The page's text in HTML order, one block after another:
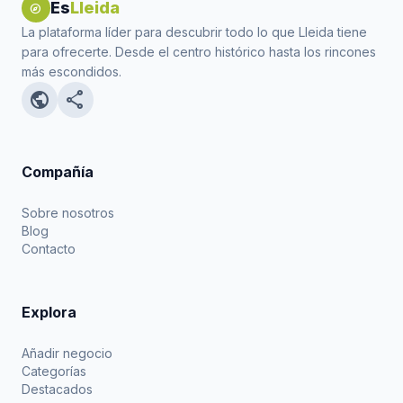
explore EsLleida
La plataforma líder para descubrir todo lo que Lleida tiene
para ofrecerte. Desde el centro histórico hasta los rincones
más escondidos.
public share
Compañía
Sobre nosotros
Blog
Contacto
Explora
Añadir negocio
Categorías
Destacados